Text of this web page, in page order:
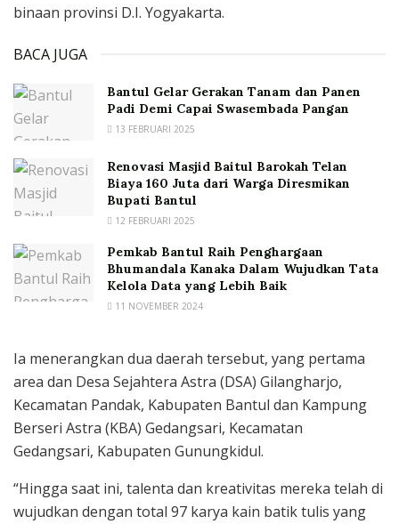
binaan provinsi D.I. Yogyakarta.
BACA JUGA
Bantul Gelar Gerakan Tanam dan Panen
Padi Demi Capai Swasembada Pangan
13 FEBRUARI 2025
Renovasi Masjid Baitul Barokah Telan
Biaya 160 Juta dari Warga Diresmikan
Bupati Bantul
12 FEBRUARI 2025
Pemkab Bantul Raih Penghargaan
Bhumandala Kanaka Dalam Wujudkan Tata
Kelola Data yang Lebih Baik
11 NOVEMBER 2024
Ia menerangkan dua daerah tersebut, yang pertama
area dan Desa Sejahtera Astra (DSA) Gilangharjo,
Kecamatan Pandak, Kabupaten Bantul dan Kampung
Berseri Astra (KBA) Gedangsari, Kecamatan
Gedangsari, Kabupaten Gunungkidul.
“Hingga saat ini, talenta dan kreativitas mereka telah di
wujudkan dengan total 97 karya kain batik tulis yang